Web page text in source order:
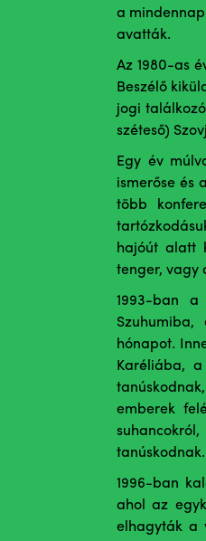
a
avatták.
Az 1980-as
Beszélő
jogi
széteső)
Egy év
ismerőse és
több
hajóút alatt
tenger, vagy
1993-ban
hónapot.
Karéliába,
emberek
tanúskodnak.
1996-ban
ahol az
elhagyták a